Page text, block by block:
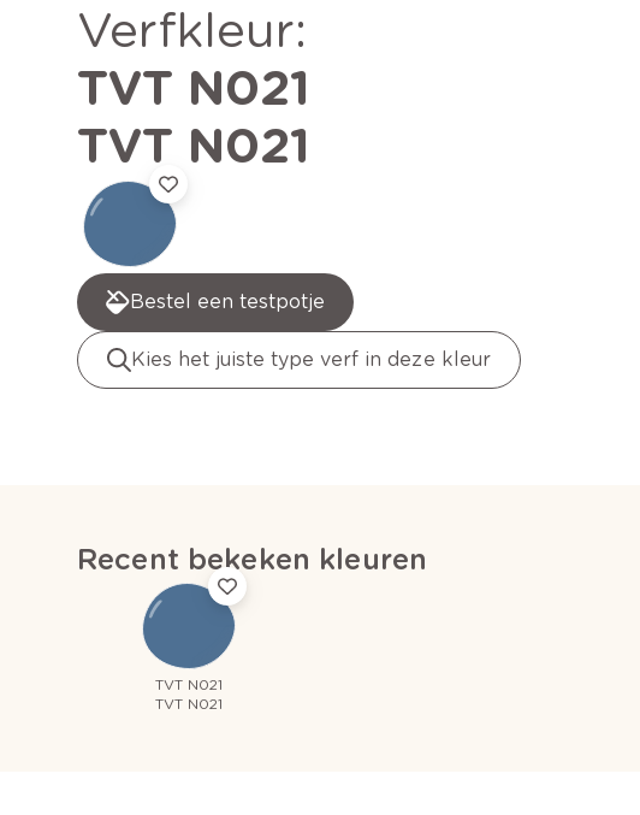
verfkleur:
TVT N021
TVT N021
Bestel een testpotje
Kies het juiste type verf in deze kleur
Recent bekeken kleuren
TVT N021
TVT N021